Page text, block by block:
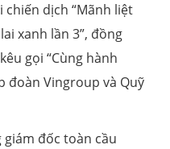
dịch “Mãnh liệt
xanh lần 3”, đồng
gọi “Cùng hành
đoàn Vingroup và Quỹ
giám đốc toàn cầu